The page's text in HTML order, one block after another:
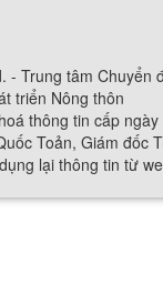
Trung tâm Chuyển
triển Nông thôn
thông tin cấp
Toản, Giám đốc
lại thông tin từ